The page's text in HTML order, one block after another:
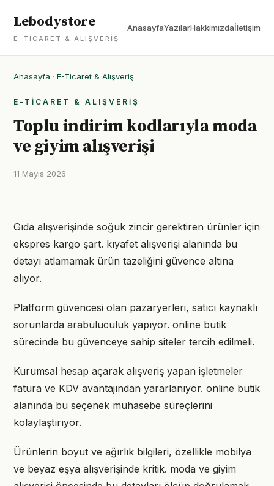
Lebodystore
E-TICARET & ALIŞVERIŞ
AnasayfaYazılarHakkımızdaİletişim
Anasayfa · E-Ticaret & Alışveriş
E-TICARET & ALIŞVERIŞ
Toplu indirim kodlarıyla moda
ve giyim alışverişi
11 Mayıs 2026
Gıda alışverişinde soğuk zincir gerektiren ürünler için
ekspres kargo şart. kıyafet alışverişi alanında bu
detayı atlamamak ürün tazeliğini güvence altına
alıyor.
Platform güvencesi olan pazaryerleri, satıcı kaynaklı
sorunlarda arabuluculuk yapıyor. online butik
sürecinde bu güvenceye sahip siteler tercih edilmeli.
Kurumsal hesap açarak alışveriş yapan işletmeler
fatura ve KDV avantajından yararlanıyor. online butik
alanında bu seçenek muhasebe süreçlerini
kolaylaştırıyor.
Ürünlerin boyut ve ağırlık bilgileri, özellikle mobilya
ve beyaz eşya alışverişinde kritik. moda ve giyim